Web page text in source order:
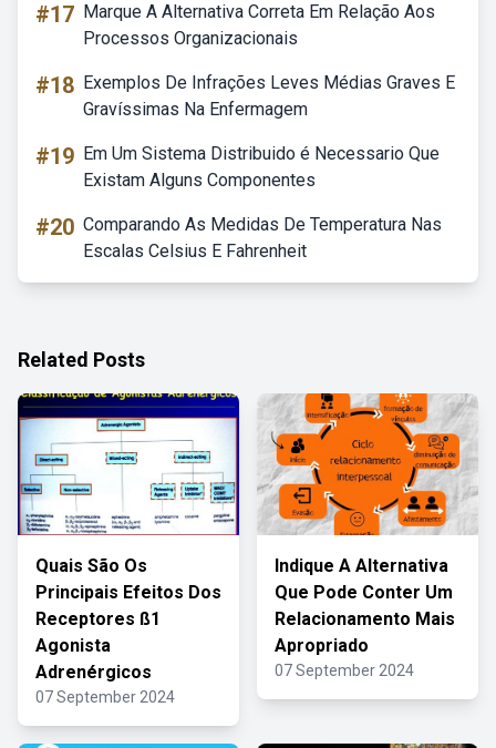
#17 Marque A Alternativa Correta Em Relação Aos
Processos Organizacionais
#18 Exemplos De Infrações Leves Médias Graves E
Gravíssimas Na Enfermagem
#19 Em Um Sistema Distribuido é Necessario Que
Existam Alguns Componentes
#20 Comparando As Medidas De Temperatura Nas
Escalas Celsius E Fahrenheit
Related Posts
Quais São Os
Principais Efeitos Dos
Receptores ß1
Agonista
Adrenérgicos
07 September 2024
Indique A Alternativa
Que Pode Conter Um
Relacionamento Mais
Apropriado
07 September 2024